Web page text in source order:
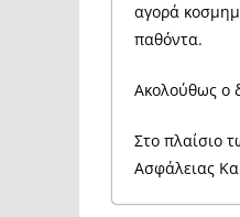
αγορά
παθόντα.
Ακολούθως ο
Στο πλαίσιο
Ασφάλειας